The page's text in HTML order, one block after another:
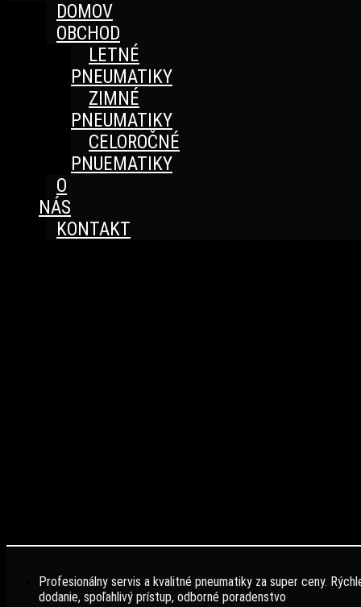
DOMOV
OBCHOD
LETNÉ
PNEUMATIKY
ZIMNÉ
PNEUMATIKY
CELOROČNÉ
PNUEMATIKY
O
NÁS
KONTAKT
Profesionálny servis a kvalitné pneumatiky za super ceny.
dodanie, spoľahlivý prístup, odborné poradenstvo